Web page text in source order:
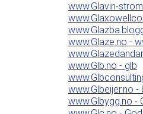
www.Glavin-
www.Glaze.no -
www.Glb.no - glb
www.Glbeijer.no -
www.Glbygg.no -